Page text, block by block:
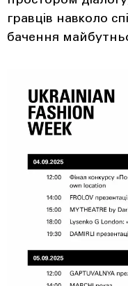
гравців навколо
бачення